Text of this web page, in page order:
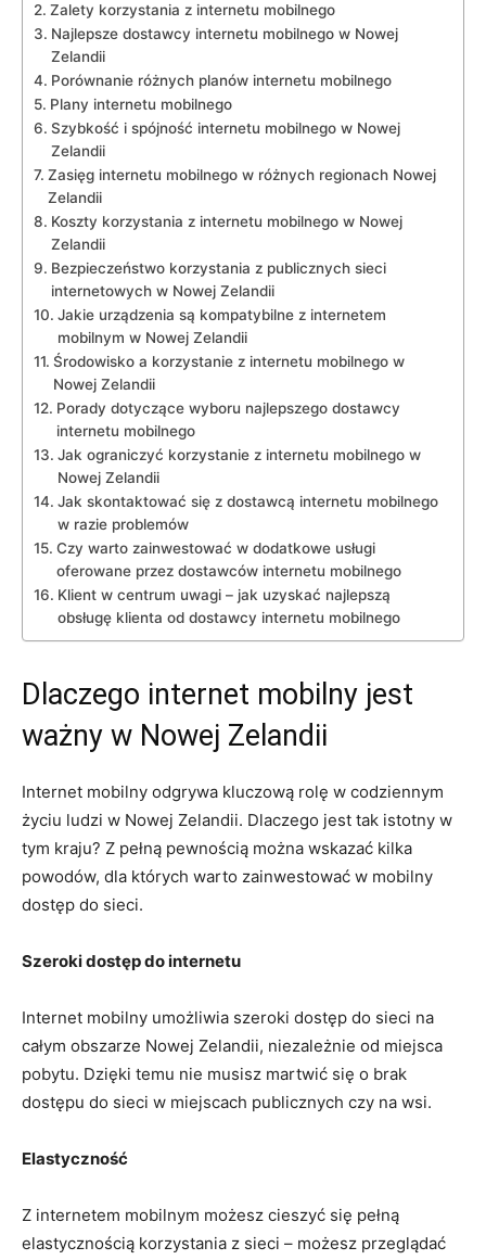
Zalety⁢ korzystania z internetu ⁢mobilnego
Najlepsze dostawcy internetu mobilnego​ w Nowej
Zelandii
Porównanie różnych ⁢planów internetu mobilnego
Plany internetu mobilnego
Szybkość i⁤ spójność internetu mobilnego‌ w Nowej
Zelandii
Zasięg internetu‌ mobilnego w różnych regionach Nowej
Zelandii
Koszty korzystania z⁣ internetu ​mobilnego w ​Nowej
Zelandii
Bezpieczeństwo korzystania z publicznych sieci
internetowych w Nowej Zelandii
Jakie urządzenia są kompatybilne z internetem
mobilnym w⁤ Nowej Zelandii
Środowisko a korzystanie z internetu mobilnego⁢ w
Nowej Zelandii
Porady dotyczące wyboru najlepszego dostawcy​
internetu​ mobilnego
Jak ograniczyć korzystanie z internetu mobilnego‌ w‍
Nowej Zelandii
Jak skontaktować się z dostawcą internetu mobilnego
w razie problemów
Czy warto zainwestować w dodatkowe usługi
oferowane przez dostawców ​internetu mobilnego
Klient ​w centrum uwagi – jak uzyskać najlepszą
obsługę klienta od⁤ dostawcy internetu mobilnego
Dlaczego internet ⁢mobilny jest
ważny w Nowej Zelandii
Internet mobilny ‌odgrywa‌ kluczową rolę ⁣w codziennym​
życiu ludzi‌ w Nowej Zelandii. Dlaczego jest ‌tak ‍istotny w
tym kraju? Z pełną pewnością można wskazać kilka
powodów, dla których⁤ warto ⁣zainwestować w mobilny
dostęp do⁢ sieci.
Szeroki dostęp do internetu
Internet mobilny umożliwia szeroki dostęp⁣ do⁣ sieci‍ na
całym obszarze Nowej Zelandii, niezależnie od miejsca
pobytu.⁢ Dzięki temu⁤ nie musisz martwić się o brak
dostępu do sieci w miejscach publicznych czy na wsi.
Elastyczność
Z internetem mobilnym możesz cieszyć się ‌pełną
elastycznością korzystania z sieci – możesz przeglądać‍